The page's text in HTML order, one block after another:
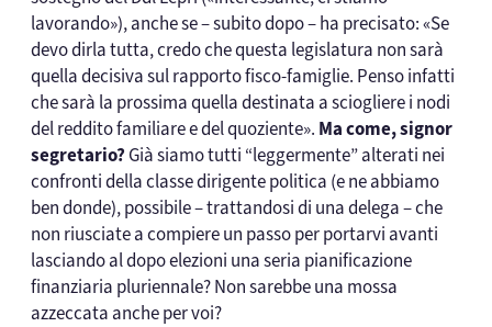
lavorando»), anche se – subito dopo – ha precisato: «Se
devo dirla tutta, credo che questa legislatura non sarà
quella decisiva sul rapporto fisco-famiglie. Penso infatti
che sarà la prossima quella destinata a sciogliere i nodi
del reddito familiare e del quoziente». Ma come, signor
segretario? Già siamo tutti “leggermente” alterati nei
confronti della classe dirigente politica (e ne abbiamo
ben donde), possibile – trattandosi di una delega – che
non riusciate a compiere un passo per portarvi avanti
lasciando al dopo elezioni una seria pianificazione
finanziaria pluriennale? Non sarebbe una mossa
azzeccata anche per voi?